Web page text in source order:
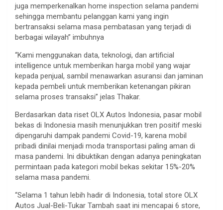
juga memperkenalkan home inspection selama pandemi
sehingga membantu pelanggan kami yang ingin
bertransaksi selama masa pembatasan yang terjadi di
berbagai wilayah” imbuhnya
“Kami menggunakan data, teknologi, dan artificial
intelligence untuk memberikan harga mobil yang wajar
kepada penjual, sambil menawarkan asuransi dan jaminan
kepada pembeli untuk memberikan ketenangan pikiran
selama proses transaksi” jelas Thakar.
Berdasarkan data riset OLX Autos Indonesia, pasar mobil
bekas di Indonesia masih menunjukkan tren positif meski
dipengaruhi dampak pandemi Covid-19, karena mobil
pribadi dinilai menjadi moda transportasi paling aman di
masa pandemi. Ini dibuktikan dengan adanya peningkatan
permintaan pada kategori mobil bekas sekitar 15%-20%
selama masa pandemi.
“Selama 1 tahun lebih hadir di Indonesia, total store OLX
Autos Jual-Beli-Tukar Tambah saat ini mencapai 6 store,